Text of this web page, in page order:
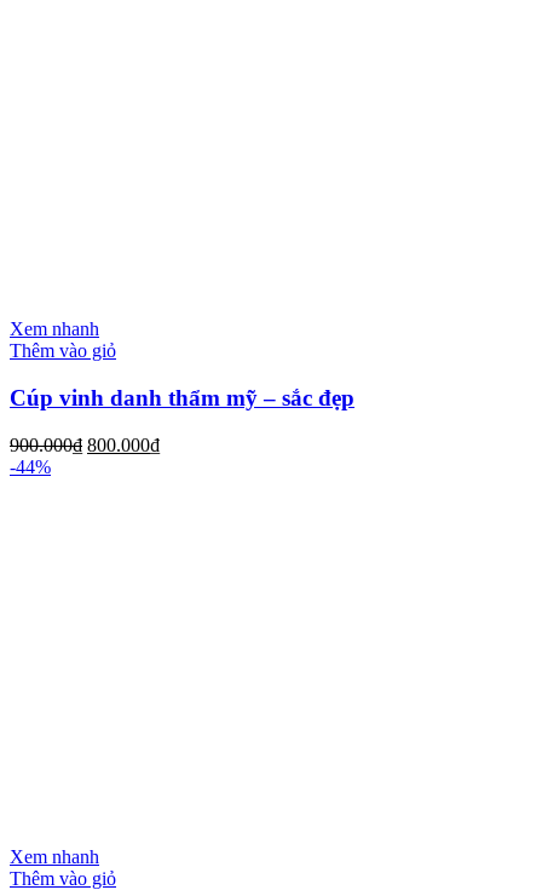
Xem nhanh
Thêm vào giỏ
Cúp vinh danh thẩm mỹ – sắc đẹp
900.000₫ 800.000₫
-44%
Xem nhanh
Thêm vào giỏ